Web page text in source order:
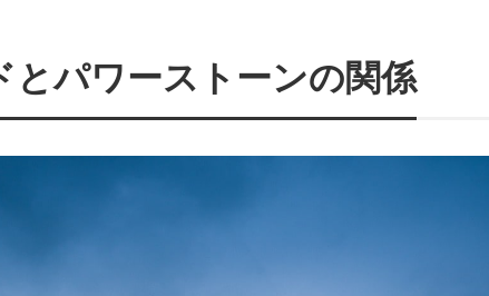
とパワーストーンの関係